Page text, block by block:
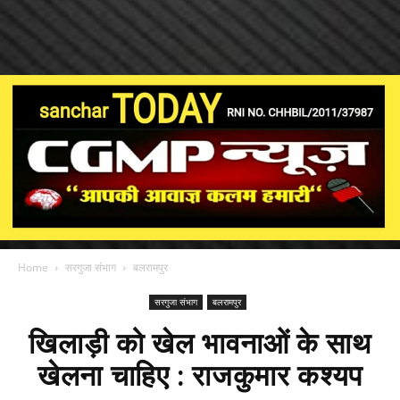
Home सरगुजा संभाग बलरामपुर
सरगुजा संभाग बलरामपुर
खिलाड़ी को खेल भावनाओं के साथ
खेलना चाहिए : राजकुमार कश्यप